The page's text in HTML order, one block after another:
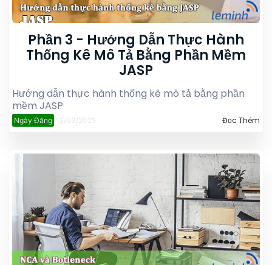
Phần 3 - Hướng Dẫn Thực Hành
Thống Kê Mô Tả Bằng Phần Mềm
JASP
Hướng dẫn thực hành thống kê mô tả bằng phần
mềm JASP
Ngày Đăng 12/03/2025 Đọc Thêm